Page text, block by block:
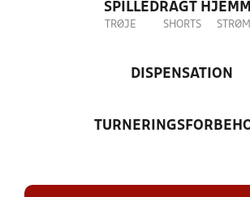
SPILLEDRAGT
TRØJE SHORTS
DISPENSATION